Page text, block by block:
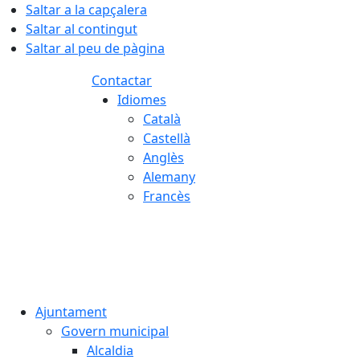
Saltar a la capçalera
Saltar al contingut
Saltar al peu de pàgina
Contactar
Idiomes
Català
Castellà
Anglès
Alemany
Francès
Ajuntament
Govern municipal
Alcaldia